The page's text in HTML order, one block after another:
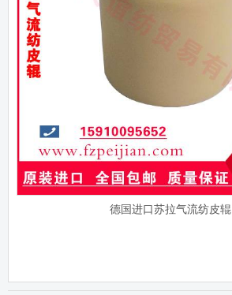
德国进口苏拉气流纺皮辊